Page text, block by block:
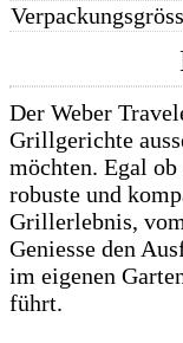
Der Weber
Grillgerichte
möchten. Egal
robuste und
Grillerlebnis,
Geniesse den
im eigenen
führt.